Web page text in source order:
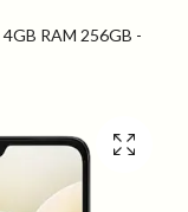
RAM 256GB -